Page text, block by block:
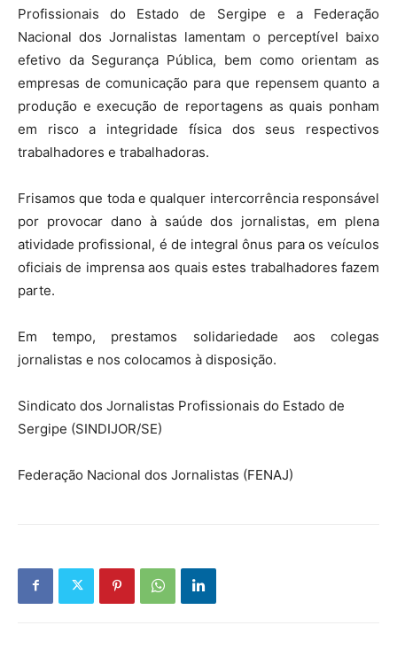
Profissionais do Estado de Sergipe e a Federação
Nacional dos Jornalistas lamentam o perceptível baixo
efetivo da Segurança Pública, bem como orientam as
empresas de comunicação para que repensem quanto a
produção e execução de reportagens as quais ponham
em risco a integridade física dos seus respectivos
trabalhadores e trabalhadoras.
Frisamos que toda e qualquer intercorrência responsável
por provocar dano à saúde dos jornalistas, em plena
atividade profissional, é de integral ônus para os veículos
oficiais de imprensa aos quais estes trabalhadores fazem
parte.
Em tempo, prestamos solidariedade aos colegas
jornalistas e nos colocamos à disposição.
Sindicato dos Jornalistas Profissionais do Estado de
Sergipe (SINDIJOR/SE)
Federação Nacional dos Jornalistas (FENAJ)